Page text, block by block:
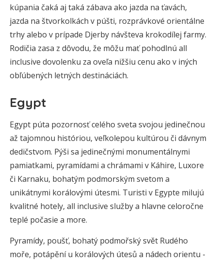
kúpania čaká aj taká zábava ako jazda na ťavách,
jazda na štvorkolkách v púšti, rozprávkové orientálne
trhy alebo v prípade Djerby návšteva krokodílej farmy.
Rodičia zasa z dôvodu, že môžu mať pohodlnú all
inclusive dovolenku za oveľa nižšiu cenu ako v iných
obľúbených letných destináciách.
Egypt
Egypt púta pozornosť celého sveta svojou jedinečnou
až tajomnou históriou, veľkolepou kultúrou či dávnym
dedičstvom. Pýši sa jedinečnými monumentálnymi
pamiatkami, pyramídami a chrámami v Káhire, Luxore
či Karnaku, bohatým podmorským svetom a
unikátnymi korálovými útesmi. Turisti v Egypte milujú
kvalitné hotely, all inclusive služby a hlavne celoročne
teplé počasie a more.
Pyramídy, poušť, bohatý podmořský svět Rudého
moře, potápění u korálových útesů a nádech orientu -